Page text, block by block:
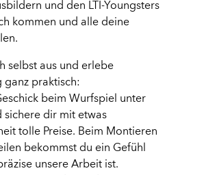
und den LTI-Youngsters
kommen und alle deine
selbst aus und erlebe
ganz praktisch:
beim Wurfspiel unter
sichere dir mit etwas
tolle Preise. Beim Montieren
bekommst du ein Gefühl
unsere Arbeit ist.